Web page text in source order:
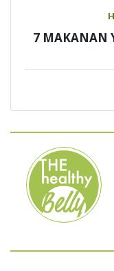
7 MAKANAN